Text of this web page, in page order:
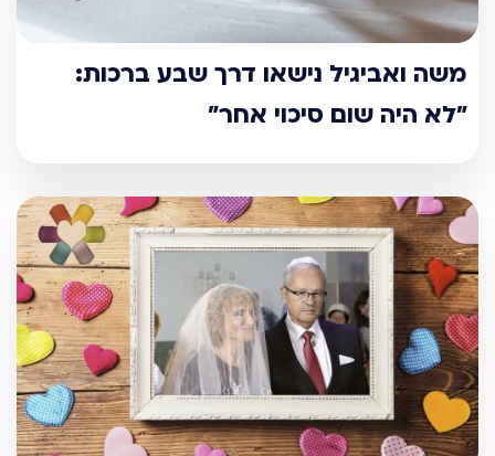
משה ואביגיל נישאו דרך שבע ברכות:
"לא היה שום סיכוי אחר"